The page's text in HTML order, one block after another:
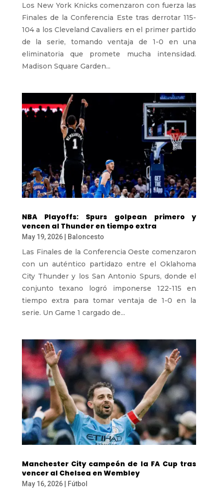
Los New York Knicks comenzaron con fuerza las
Finales de la Conferencia Este tras derrotar 115-
104 a los Cleveland Cavaliers en el primer partido
de la serie, tomando ventaja de 1-0 en una
eliminatoria que promete mucha intensidad.
Madison Square Garden...
NBA Playoffs: Spurs golpean primero y
vencen al Thunder en tiempo extra
May 19, 2026| Baloncesto
Las Finales de la Conferencia Oeste comenzaron
con un auténtico partidazo entre el Oklahoma
City Thunder y los San Antonio Spurs, donde el
conjunto texano logró imponerse 122-115 en
tiempo extra para tomar ventaja de 1-0 en la
serie. Un Game 1 cargado de...
Manchester City campeón de la FA Cup tras
vencer al Chelsea en Wembley
May 16, 2026| Fútbol